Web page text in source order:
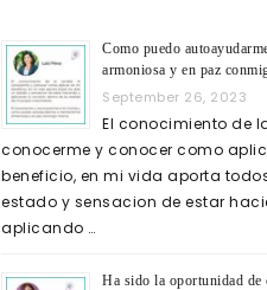
Como puedo
armoniosa y en paz
September 26, 2023
El conocimiento de
conocerme y conocer como
beneficio, en mi vida aporta
estado y sensacion de estar
aplicando …
Ha sido la oportunidad de